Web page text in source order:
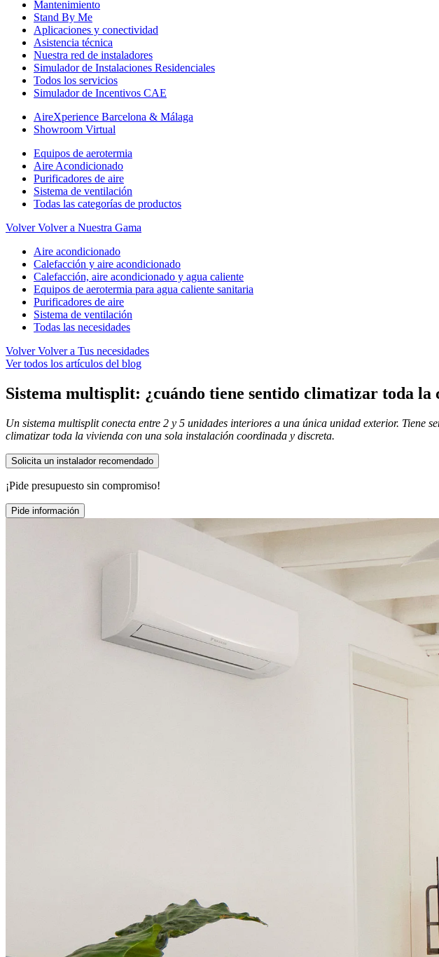
Mantenimiento
Stand By Me
Aplicaciones y conectividad
Asistencia técnica
Nuestra red de instaladores
Simulador de Instalaciones Residenciales
Todos los servicios
Simulador de Incentivos CAE
AireXperience Barcelona & Málaga
Showroom Virtual
Equipos de aerotermia
Aire Acondicionado
Purificadores de aire
Sistema de ventilación
Todas las categorías de productos
Volver Volver a Nuestra Gama
Aire acondicionado
Calefacción y aire acondicionado
Calefacción, aire acondicionado y agua caliente
Equipos de aerotermia para agua caliente sanitaria
Purificadores de aire
Sistema de ventilación
Todas las necesidades
Volver Volver a Tus necesidades
Ver todos los artículos del blog
Sistema multisplit: ¿cuándo tiene sentido climatizar toda la
Un sistema multisplit conecta entre 2 y 5 unidades interiores a una única unidad exterior. Tiene
climatizar toda la vivienda con una sola instalación coordinada y discreta.
Solicita un instalador recomendado
¡Pide presupuesto sin compromiso!
Pide información